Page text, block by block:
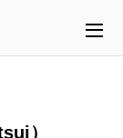
）